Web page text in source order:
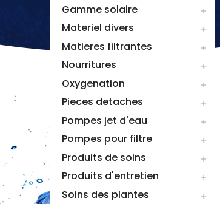
Gamme solaire 
Materiel divers 
Matieres filtrantes 
Nourritures 
Oxygenation 
Pieces detaches 
Pompes jet d'eau 
Pompes pour filtre 
Produits de soins 
Produits d'entretien 
Soins des plantes 